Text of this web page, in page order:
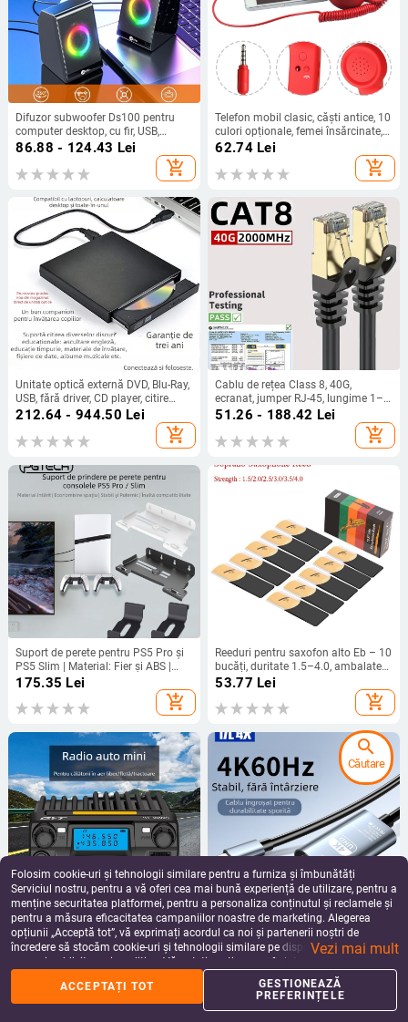
Difuzor subwoofer Ds100 pentru
computer desktop, cu fir, USB,
pentru notebook, audio, pentru
86.88 - 124.43 Lei
add_shopping_cart
Telefon mobil clasic, căști antice, 10
culori opționale, femei însărcinate,
antiradiații, telefon mobil retro, căști
62.74Lei
add_shopping_cart
Unitate optică externă DVD, Blu-Ray,
USB, fără driver, CD player, citire
computer, VCD, arzător de discuri
212.64 - 944.50 Lei
add_shopping_cart
Cablu de rețea Class 8, 40G,
ecranat, jumper RJ-45, lungime 1–
30 m
51.26 - 188.42 Lei
add_shopping_cart
Suport de perete pentru PS5 Pro și
PS5 Slim | Material: Fier și ABS |
Greutate: 403 g
175.35 Lei
add_shopping_cart
Reeduri pentru saxofon alto Eb – 10
bucăți, duritate 1.5–4.0, ambalate
în cutie de carton
53.77 Lei
add_shopping_cart
Stație auto QYT KT8900R, nivel
profesional, trei trepte de standby
dual, unitate compactă fără fir,
400–470 MHz
993.79Lei
add_shopping_cart
Cablu adaptor USB-C la HDMI cu
ieșire 4K60Hz pentru PC
119.11Lei
add_shopping_cart
Folosim cookie-uri și tehnologii similare pentru a furniza și îmbunătăți
Serviciul nostru, pentru a vă oferi cea mai bună experiență de utilizare, pentru a
menține securitatea platformei, pentru a personaliza conținutul și reclamele și
pentru a măsura eficacitatea campaniilor noastre de marketing. Alegerea
opțiunii „Acceptă tot”, vă exprimați acordul ca noi și partenerii noștri de
încredere să stocăm cookie-uri și tehnologii similare pe dispozitivul dvs. în
scopuri publicitare și analitice. Vă puteți gestiona preferințele în orice moment
făcând clic pe „Gestionează preferințele”. Pentru mai multe informații, vă
rugăm să consultațiPolitica noastră de confidențialitate.
Vezi mai mult
ACCEPTAȚI TOT
GESTIONEAZĂ
PREFERINȚELE
search
Căutare